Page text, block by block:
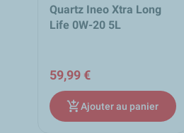
Quartz Ineo Xtra Long
Life 0W-20 5L
59,99 €
add_shopping_cartAjouter au panier